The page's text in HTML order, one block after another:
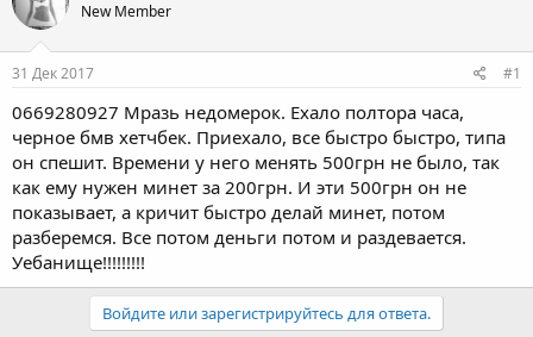
New Member
31 Дек 2017 #1
0669280927 Мразь недомерок. Ехало полтора часа,
черное бмв хетчбек. Приехало, все быстро быстро, типа
он спешит. Времени у него менять 500грн не было, так
как ему нужен минет за 200грн. И эти 500грн он не
показывает, а кричит быстро делай минет, потом
разберемся. Все потом деньги потом и раздевается.
Уебанище!!!!!!!!!
Войдите или зарегистрируйтесь для ответа.